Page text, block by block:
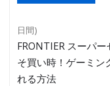
日間)
FRONTIER スーパ
そ買い時！ゲーミン
れる方法